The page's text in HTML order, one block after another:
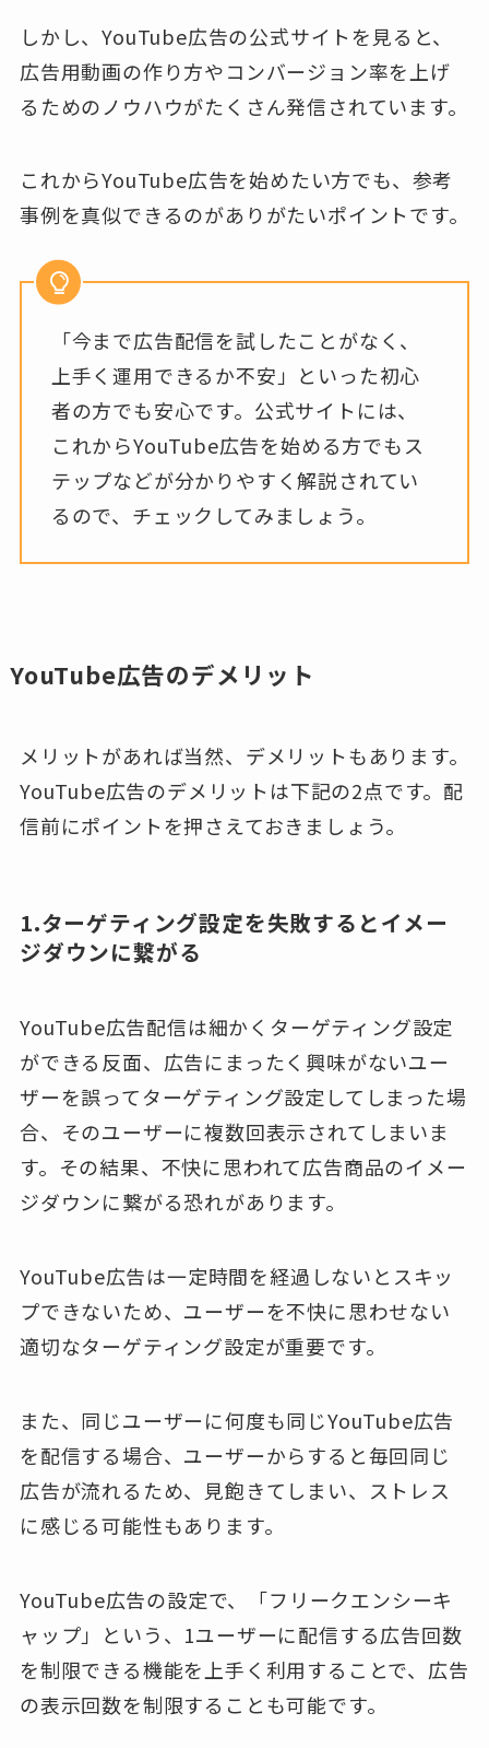
しかし、YouTube広告の公式サイトを見ると、
広告用動画の作り方やコンバージョン率を上げ
るためのノウハウがたくさん発信されています。
これからYouTube広告を始めたい方でも、参考
事例を真似できるのがありがたいポイントです。
「今まで広告配信を試したことがなく、
上手く運用できるか不安」といった初心
者の方でも安心です。公式サイトには、
これからYouTube広告を始める方でもス
テップなどが分かりやすく解説されてい
るので、チェックしてみましょう。
YouTube広告のデメリット
メリットがあれば当然、デメリットもあります。
YouTube広告のデメリットは下記の2点です。配
信前にポイントを押さえておきましょう。
1.ターゲティング設定を失敗するとイメー
ジダウンに繋がる
YouTube広告配信は細かくターゲティング設定
ができる反面、広告にまったく興味がないユー
ザーを誤ってターゲティング設定してしまった場
合、そのユーザーに複数回表示されてしまいま
す。その結果、不快に思われて広告商品のイメー
ジダウンに繋がる恐れがあります。
YouTube広告は一定時間を経過しないとスキッ
プできないため、ユーザーを不快に思わせない
適切なターゲティング設定が重要です。
また、同じユーザーに何度も同じYouTube広告
を配信する場合、ユーザーからすると毎回同じ
広告が流れるため、見飽きてしまい、ストレス
に感じる可能性もあります。
YouTube広告の設定で、「フリークエンシーキ
ャップ」という、1ユーザーに配信する広告回数
を制限できる機能を上手く利用することで、広告
の表示回数を制限することも可能です。